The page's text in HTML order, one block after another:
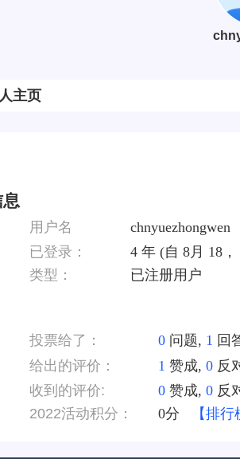
主页
用户名
chnyuezhongwen
已登录：
4 年 (自 8月 18，
类型：
已注册用户
投票给了： 0 问题, 1 回
给出的评价：
1 赞成, 0 反
收到的评价:
0 赞成, 0 反
2022活动积分：
0分 【排行